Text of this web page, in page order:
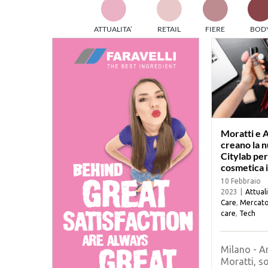
ed
ATTUALITA’ RETAIL FIERE
Moratti e Alecla
creano la nuova
Citylab per la
cosmetica
interattiva
Moratti e
creano la
Citylab
10 Febbraio
2023
Care Mercato
care
Tech
Milano -
Moratti,